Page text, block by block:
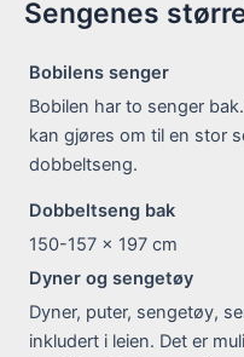
Sengenes
Bobilens senger
Bobilen har to senger
kan gjøres om til en stor
dobbeltseng.
Dobbeltseng bak
150-157 x 197 cm
Dyner og sengetøy
Dyner, puter, sengetøy,
inkludert i leien. Det er